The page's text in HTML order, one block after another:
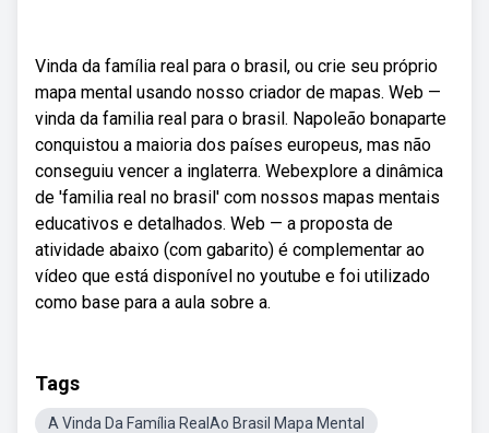
Vinda da família real para o brasil, ou crie seu próprio
mapa mental usando nosso criador de mapas. Web —
vinda da familia real para o brasil. Napoleão bonaparte
conquistou a maioria dos países europeus, mas não
conseguiu vencer a inglaterra. Webexplore a dinâmica
de 'familia real no brasil' com nossos mapas mentais
educativos e detalhados. Web — a proposta de
atividade abaixo (com gabarito) é complementar ao
vídeo que está disponível no youtube e foi utilizado
como base para a aula sobre a.
Tags
A Vinda Da Família RealAo Brasil Mapa Mental